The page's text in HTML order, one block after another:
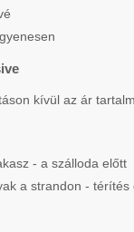
kívül az ár
- a szálloda előtt
a strandon -